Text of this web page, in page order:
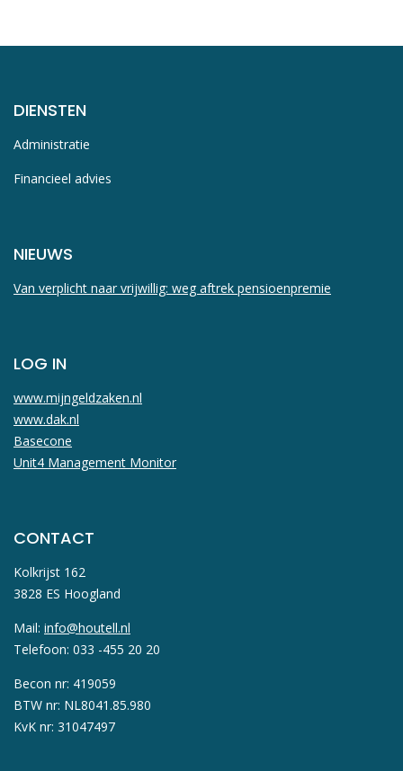
DIENSTEN
Administratie
Financieel advies
NIEUWS
Van verplicht naar vrijwillig: weg aftrek pensioenpremie
LOG IN
www.mijngeldzaken.nl
www.dak.nl
Basecone
Unit4 Management Monitor
CONTACT
Kolkrijst 162
3828 ES Hoogland
Mail: info@houtell.nl
Telefoon: 033 -455 20 20
Becon nr: 419059
BTW nr: NL8041.85.980
KvK nr: 31047497